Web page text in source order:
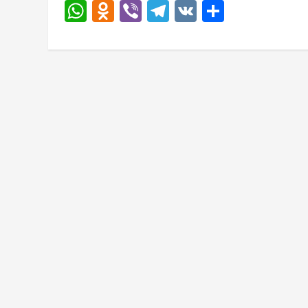
WhatsApp
Odnoklassniki
ViberTelegram
VK